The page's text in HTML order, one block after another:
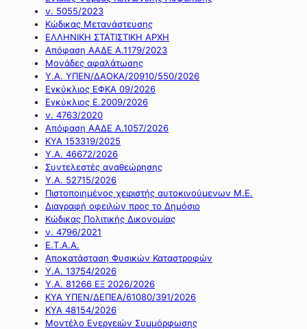
ν. 5055/2023
Κώδικας Μετανάστευσης
ΕΛΛΗΝΙΚΗ ΣΤΑΤΙΣΤΙΚΗ ΑΡΧΗ
Απόφαση ΑΑΔΕ Α.1179/2023
Μονάδες αφαλάτωσης
Υ.Α. ΥΠΕΝ/ΔΑΟΚΑ/20910/550/2026
Εγκύκλιος ΕΦΚΑ 09/2026
Εγκύκλιος Ε.2009/2026
ν. 4763/2020
Απόφαση ΑΑΔΕ Α.1057/2026
ΚΥΑ 153319/2025
Υ.Α. 46672/2026
Συντελεστές αναθεώρησης
Υ.Α. 52715/2026
Πιστοποιημένος χειριστής αυτοκινούμενων Μ.Ε.
Διαγραφή οφειλών προς το Δημόσιο
Κώδικας Πολιτικής Δικονομίας
ν. 4796/2021
Ε.Τ.Α.Α.
Αποκατάσταση Φυσικών Καταστροφών
Υ.Α. 13754/2026
Υ.Α. 81266 ΕΞ 2026/2026
ΚΥΑ ΥΠΕΝ/ΔΕΠΕΑ/61080/391/2026
ΚΥΑ 48154/2026
Μοντέλο Ενεργειών Συμμόρφωσης